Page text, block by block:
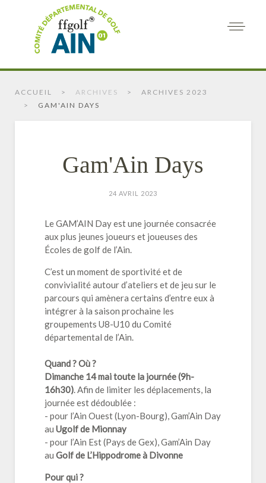
ACCUEIL ARCHIVES
ARCHIVES 2023
GAM'AIN DAYS
Gam'Ain Days
24 AVRIL 2023
Le GAM’AIN Day est une journée consacrée
aux plus jeunes joueurs et joueuses des
Écoles de golf de l’Ain.
C’est un moment de sportivité et de
convivialité autour d’ateliers et de jeu sur le
parcours qui amènera certains d’entre eux à
intégrer à la saison prochaine les
groupements U8-U10 du Comité
départemental de l’Ain.
Quand ? Où ?
Dimanche 14 mai toute la journée (9h-
16h30). Afin de limiter les déplacements, la
journée est dédoublée :
- pour l’Ain Ouest (Lyon-Bourg), Gam’Ain Day
au Ugolf de Mionnay
- pour l’Ain Est (Pays de Gex), Gam’Ain Day
au Golf de L’Hippodrome à Divonne
Pour qui ?